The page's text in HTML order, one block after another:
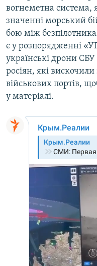
Усі сайти RFE/RL
вогнеметна система,
значенні морський
бою між
є у розпорядженні
українські дрони
росіян, які
військових портів,
у матеріалі.